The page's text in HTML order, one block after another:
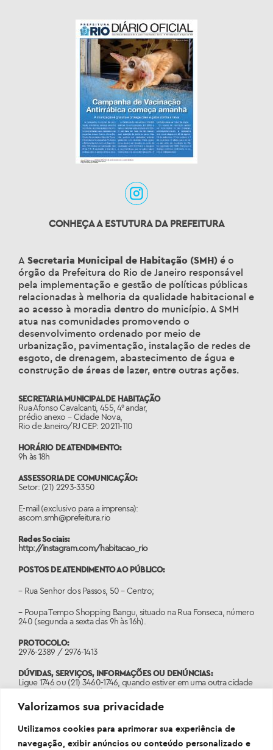
Valorizamos sua privacidade
Utilizamos cookies para aprimorar sua experiência de
navegação, exibir anúncios ou conteúdo personalizado e
CONHEÇA A ESTUTURA DA PREFEITURA
A Secretaria Municipal de Habitação (SMH) é o
órgão da Prefeitura do Rio de Janeiro responsável
pela implementação e gestão de políticas públicas
relacionadas à melhoria da qualidade habitacional e
ao acesso à moradia dentro do município. A SMH
atua nas comunidades promovendo o
desenvolvimento ordenado por meio de
urbanização, pavimentação, instalação de redes de
esgoto, de drenagem, abastecimento de água e
construção de áreas de lazer, entre outras ações.
SECRETARIA MUNICIPAL DE HABITAÇÃO
Rua Afonso Cavalcanti, 455, 4° andar,
prédio anexo – Cidade Nova,
Rio de Janeiro/RJ CEP: 20211-110
HORÁRIO DE ATENDIMENTO:
9h às 18h
ASSESSORIA DE COMUNICAÇÃO:
Setor: (21) 2293-3350
E-mail (exclusivo para a imprensa):
ascom.smh@prefeitura.rio
Redes Sociais:
http://instagram.com/habitacao_rio
POSTOS DE ATENDIMENTO AO PÚBLICO:
– Rua Senhor dos Passos, 50 – Centro;
– Poupa Tempo Shopping Bangu, situado na Rua Fonseca, número
240 (segunda a sexta das 9h às 16h).
PROTOCOLO:
2976-2389 / 2976-1413
DÚVIDAS, SERVIÇOS, INFORMAÇÕES OU DENÚNCIAS:
Ligue 1746 ou (21) 3460-1746, quando estiver em uma outra cidade
com código de área diferente do 21.
PORTAL: